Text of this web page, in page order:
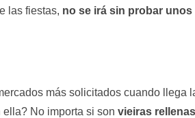
las fiestas, no se irá sin probar unos
más solicitados cuando llega
No importa si son vieiras